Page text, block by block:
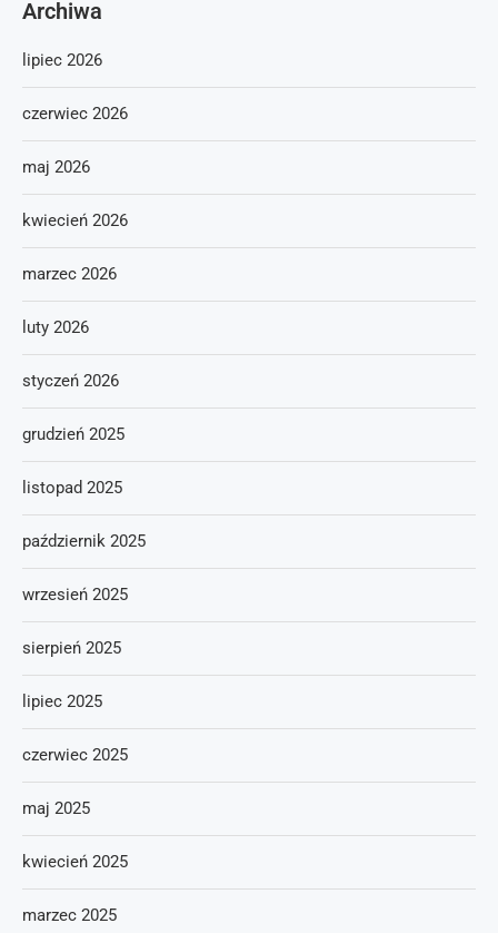
Archiwa
lipiec 2026
czerwiec 2026
maj 2026
kwiecień 2026
marzec 2026
luty 2026
styczeń 2026
grudzień 2025
listopad 2025
październik 2025
wrzesień 2025
sierpień 2025
lipiec 2025
czerwiec 2025
maj 2025
kwiecień 2025
marzec 2025